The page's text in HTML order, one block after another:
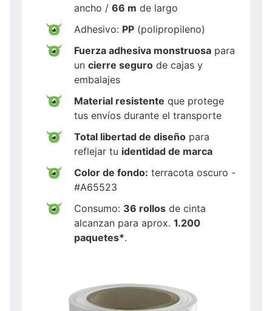
ancho / 66 m de largo
Adhesivo: PP (polipropileno)
Fuerza adhesiva monstruosa para
un cierre seguro de cajas y
embalajes
Material resistente que protege
tus envíos durante el transporte
Total libertad de diseño para
reflejar tu identidad de marca
Color de fondo: terracota oscuro -
#A65523
Consumo: 36 rollos de cinta
alcanzan para aprox. 1.200
paquetes*.